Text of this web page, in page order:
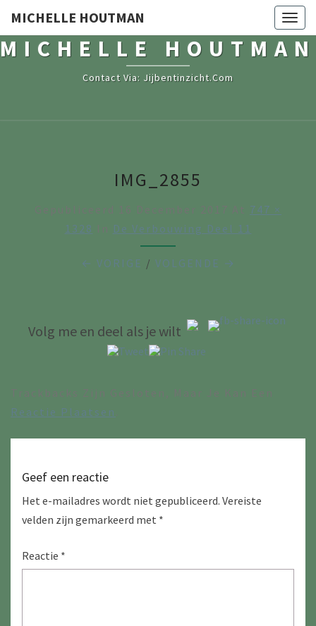
MICHELLE HOUTMAN
MICHELLE HOUTMAN
Contact Via: Jijbentinzicht.com
IMG_2855
747 ×
1328
De Verbouwing Deel 11
← VORIGE / VOLGENDE →
Volg me en deel als je wilt
Reactie Plaatsen
Geef een reactie
Het e-mailadres wordt niet gepubliceerd. Vereiste
velden zijn gemarkeerd met *
Reactie *